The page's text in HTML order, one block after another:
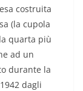
costruita
(la cupola
quarta più
ad un
durante la
dagli